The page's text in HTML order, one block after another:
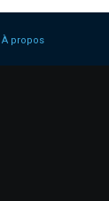
À propos